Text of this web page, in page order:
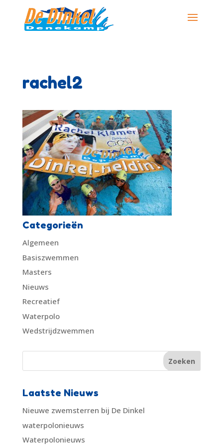
rachel2
Categorieën
Algemeen
Basiszwemmen
Masters
Nieuws
Recreatief
Waterpolo
Wedstrijdzwemmen
Laatste Nieuws
Nieuwe zwemsterren bij De Dinkel
waterpolonieuws
Waterpolonieuws